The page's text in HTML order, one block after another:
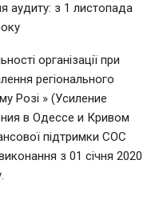
аудиту: з 1 листопада
організації при
регіонального
Розі » (Усиление
в Одессе и Кривом
підтримки COC
з 01 січня 2020